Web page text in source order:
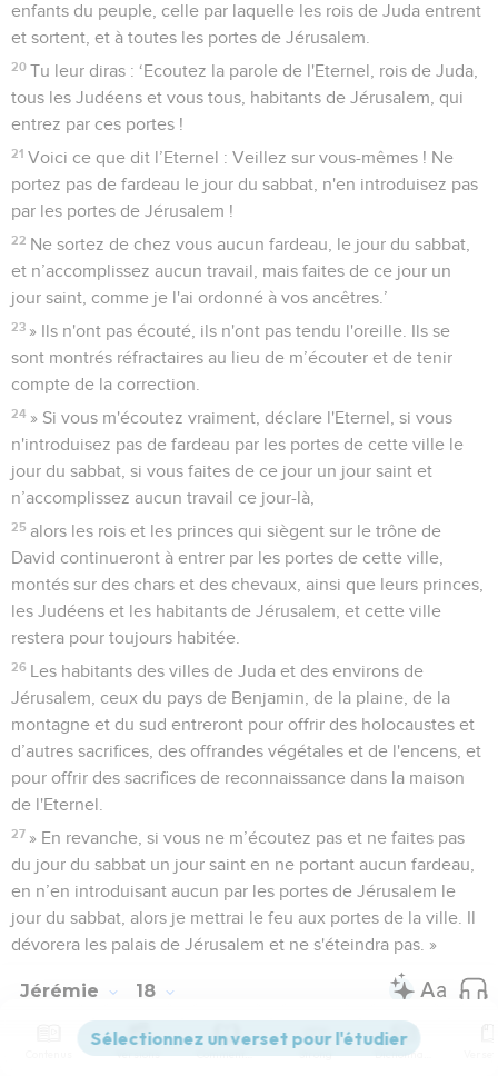
enfants du peuple, celle par laquelle les rois de Juda entrent
et sortent, et à toutes les portes de Jérusalem.
20 Tu leur diras : ‘Ecoutez la parole de l'Eternel, rois de Juda,
tous les Judéens et vous tous, habitants de Jérusalem, qui
entrez par ces portes !
21 Voici ce que dit l’Eternel : Veillez sur vous-mêmes ! Ne
portez pas de fardeau le jour du sabbat, n'en introduisez pas
par les portes de Jérusalem !
22 Ne sortez de chez vous aucun fardeau, le jour du sabbat,
et n’accomplissez aucun travail, mais faites de ce jour un
jour saint, comme je l'ai ordonné à vos ancêtres.’
23 » Ils n'ont pas écouté, ils n'ont pas tendu l'oreille. Ils se
sont montrés réfractaires au lieu de m’écouter et de tenir
compte de la correction.
24 » Si vous m'écoutez vraiment, déclare l'Eternel, si vous
n'introduisez pas de fardeau par les portes de cette ville le
jour du sabbat, si vous faites de ce jour un jour saint et
n’accomplissez aucun travail ce jour-là,
25 alors les rois et les princes qui siègent sur le trône de
David continueront à entrer par les portes de cette ville,
montés sur des chars et des chevaux, ainsi que leurs princes,
les Judéens et les habitants de Jérusalem, et cette ville
restera pour toujours habitée.
26 Les habitants des villes de Juda et des environs de
Jérusalem, ceux du pays de Benjamin, de la plaine, de la
montagne et du sud entreront pour offrir des holocaustes et
d’autres sacrifices, des offrandes végétales et de l'encens, et
pour offrir des sacrifices de reconnaissance dans la maison
de l'Eternel.
27 » En revanche, si vous ne m’écoutez pas et ne faites pas
du jour du sabbat un jour saint en ne portant aucun fardeau,
en n’en introduisant aucun par les portes de Jérusalem le
jour du sabbat, alors je mettrai le feu aux portes de la ville. Il
dévorera les palais de Jérusalem et ne s'éteindra pas. »
Jérémie 18
Versions Commentaires Strong